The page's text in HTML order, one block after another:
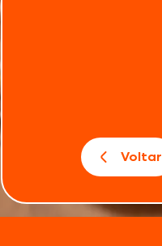
Voltar